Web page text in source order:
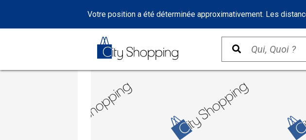
Votre position a été déterminée approximativement. Les